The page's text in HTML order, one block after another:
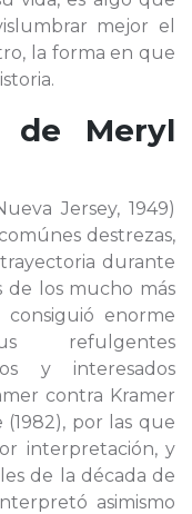
mejor el
la forma en que
de Meryl
Jersey, 1949)
destrezas,
durante
de los mucho más
consiguió enorme
refulgentes
y interesados
contra Kramer
(1982), por las que
interpretación, y
de la década de
asimismo